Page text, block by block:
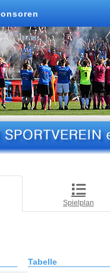
Spielplan
Tabelle